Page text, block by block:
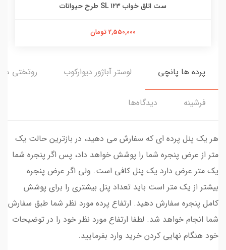
ست اتاق خواب ۱۲۳ SL طرح حیوانات
2,550,000 تومان
پرده ها پانچی لوستر آباژور دیوارکوب روتختی ها
فرشینه دیدگاه‌ها
هر یک پنل پرده ای که سفارش می دهید، در بازترین حالت یک
متر از عرض پنجره شما را پوشش خواهد داد، پس اگر پنجره شما
یک متر عرض دارد یک پنل کافی است. ولی اگر عرض پنجره
بیشتر از یک متر است باید تعداد پنل بیشتری را برای پوشش
کامل پنجره سفارش دهید. ارتفاع پرده مورد نظر شما طبق سفارش
شما انجام خواهد شد. لطفا ارتفاع مورد نظر خود را در توضیحات
خود هنگام نهایی کردن خرید وارد بفرمایید.